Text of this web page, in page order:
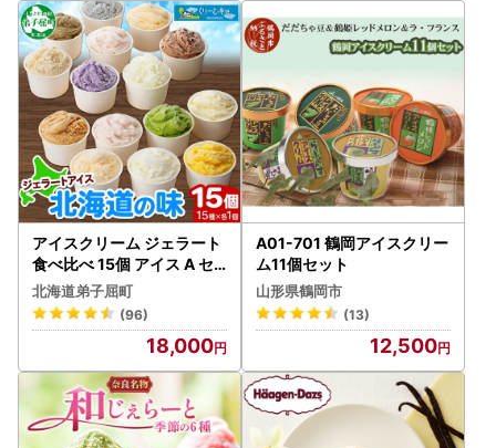
アイスクリーム ジェラート
食べ比べ 15個 アイス A セ
ット 北海道 1336
北海道弟子屈町
(96)
18,000
A01-701 鶴岡アイスクリー
ム11個セット
山形県鶴岡市
(13)
12,500